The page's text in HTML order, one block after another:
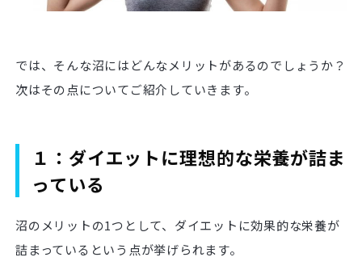
では、そんな沼にはどんなメリットがあるのでしょうか？
次はその点についてご紹介していきます。
１：ダイエットに理想的な栄養が詰ま
っている
沼のメリットの1つとして、ダイエットに効果的な栄養が
詰まっているという点が挙げられます。